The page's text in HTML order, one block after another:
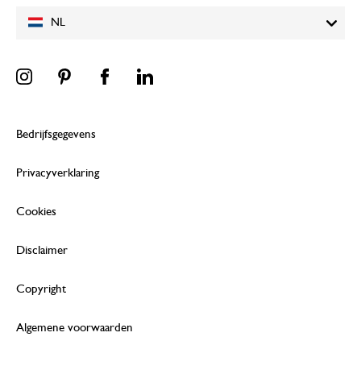
NL
Bedrijfsgegevens
Privacyverklaring
Cookies
Disclaimer
Copyright
Algemene voorwaarden